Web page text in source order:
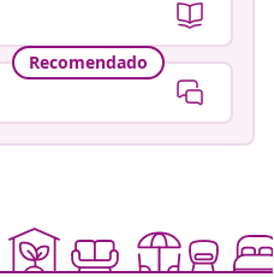
Recomendado